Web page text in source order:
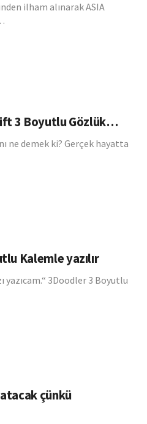
ilham alınarak ASIA
3 Boyutlu Gözlük…
ne demek ki? Gerçek hayatta
Kalemle yazılır
yazıcam.“ 3Doodler 3 Boyutlu
çünkü